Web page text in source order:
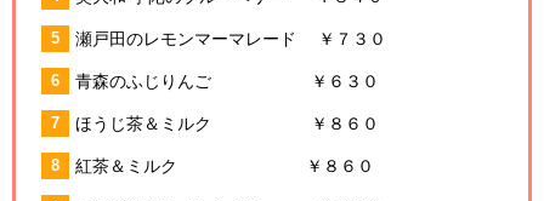
瀬戸田のレモンマーマレード ￥７３０
青森のふじりんご ￥６３０
ほうじ茶＆ミルク ￥８６０
紅茶＆ミルク ￥８６０